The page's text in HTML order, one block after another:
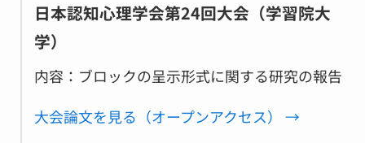
日本認知心理学会第24回大会（学習院大
学）
内容：ブロックの呈示形式に関する研究の報告
大会論文を見る（オープンアクセス） →